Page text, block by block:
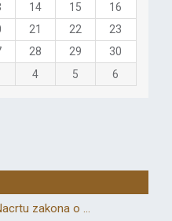
14 15
16
21 22
23
28 29
30
4 5 6
zakona o ...